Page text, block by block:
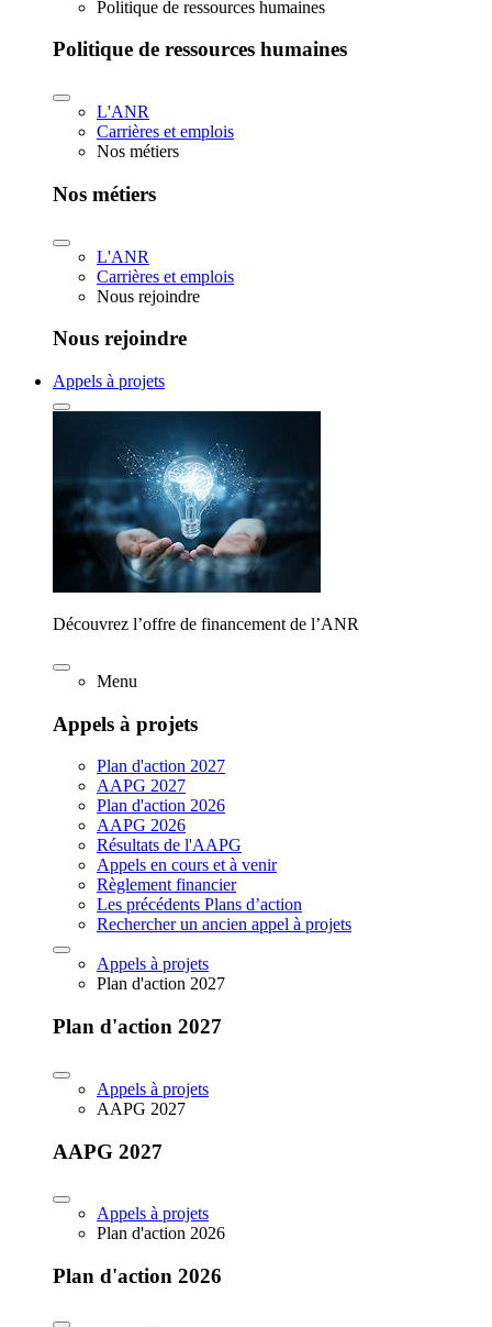
Politique de ressources humaines
Politique de ressources humaines
L'ANR
Carrières et emplois
Nos métiers
Nos métiers
L'ANR
Carrières et emplois
Nous rejoindre
Nous rejoindre
Appels à projets
Découvrez l’offre de financement de l’ANR
Menu
Appels à projets
Plan d'action 2027
AAPG 2027
Plan d'action 2026
AAPG 2026
Résultats de l'AAPG
Appels en cours et à venir
Règlement financier
Les précédents Plans d’action
Rechercher un ancien appel à projets
Appels à projets
Plan d'action 2027
Plan d'action 2027
Appels à projets
AAPG 2027
AAPG 2027
Appels à projets
Plan d'action 2026
Plan d'action 2026